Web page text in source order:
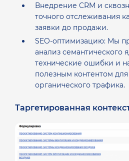
Внедрение CRM и
точного отслеживания
заявки до продажи.
SEO-оптимизацию: Мы
анализ семантического
технические ошибки и
полезным контентом
органического трафика.
Таргетированная